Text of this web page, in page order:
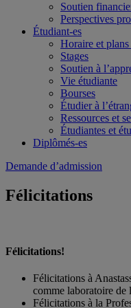
Soutien
Perspectives
Étudiant-es
Horaire et
Stages
Soutien à
Vie étudiante
Bourses
Étudier à
Ressources et
Étudiantes et
Diplômés-es
Demande d’admission
Félicitations
Félicitations!
Félicitations à
comme laboratoire
Félicitations à la